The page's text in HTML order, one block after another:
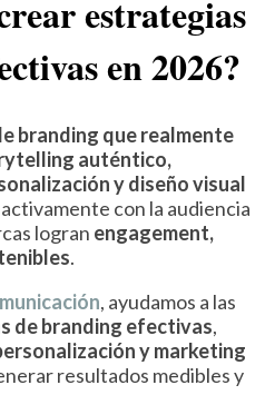
estrategias
en 2026?
branding que realmente
auténtico,
y diseño visual
con la audiencia
logran engagement,
.
, ayudamos a las
de branding efectivas,
y marketing
resultados medibles y